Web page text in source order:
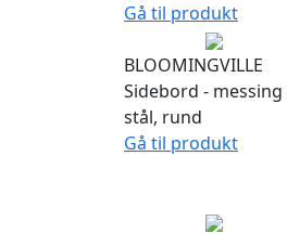
Gå til produkt
BLOOMINGVILLE
Sidebord - messing
stål, rund
Gå til produkt